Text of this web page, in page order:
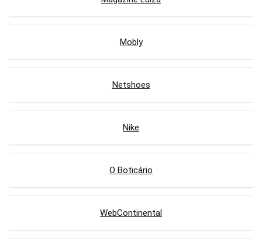
Mobly
Netshoes
Nike
O Boticário
WebContinental